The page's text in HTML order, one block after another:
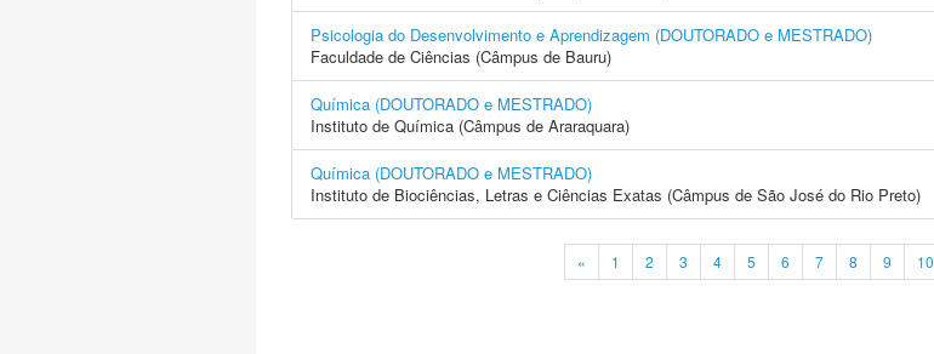
Psicologia do Desenvolvimento e Aprendizagem (DOUTORADO e MESTRADO)
Faculdade de Ciências (Câmpus de Bauru)
Química (DOUTORADO e MESTRADO)
Instituto de Química (Câmpus de Araraquara)
Química (DOUTORADO e MESTRADO)
Instituto de Biociências, Letras e Ciências Exatas (Câmpus de São José do Rio Preto)
« 1 2 3 4 5 6 7 8 9 10